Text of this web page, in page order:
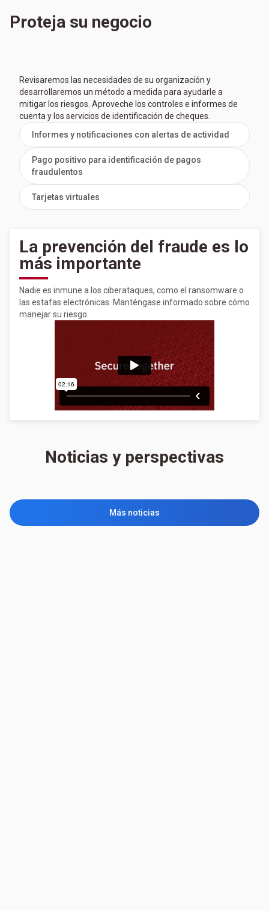
Proteja su negocio
Revisaremos las necesidades de su organización y
desarrollaremos un método a medida para ayudarle a
mitigar los riesgos. Aproveche los controles e informes de
cuenta y los servicios de identificación de cheques.
Informes y notificaciones con alertas de actividad
Pago positivo para identificación de pagos
fraudulentos
Tarjetas virtuales
La prevención del fraude es lo
más importante
Nadie es inmune a los ciberataques, como el ransomware o
las estafas electrónicas. Manténgase informado sobre cómo
manejar su riesgo.
Noticias y perspectivas
Más noticias